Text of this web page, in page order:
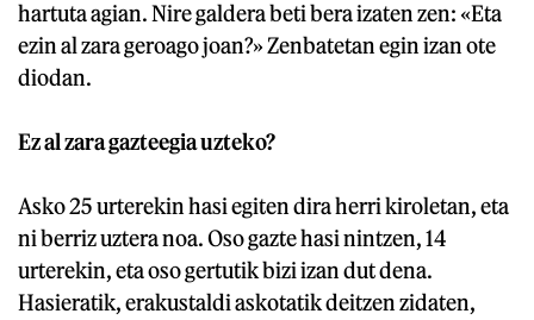
hartuta agian. Nire galdera beti bera izaten zen: «Eta
ezin al zara geroago joan?» Zenbatetan egin izan ote
diodan.
Ez al zara gazteegia uzteko?
Asko 25 urterekin hasi egiten dira herri kiroletan, eta
ni berriz uztera noa. Oso gazte hasi nintzen, 14
urterekin, eta oso gertutik bizi izan dut dena.
Hasieratik, erakustaldi askotatik deitzen zidaten,